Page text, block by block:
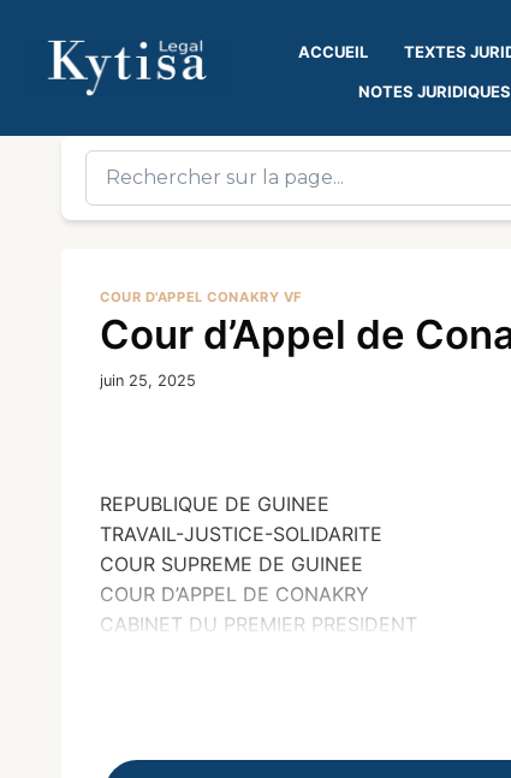
ACCUEIL TEXTES
NOTES JURIDIQUES
COUR D'APPEL CONAKRY VF
Cour d’Appel de
juin 25, 2025
REPUBLIQUE DE GUINEE
TRAVAIL-JUSTICE-SOLIDARITE
COUR SUPREME DE GUINEE
COUR D’APPEL DE CONAKRY
CABINET DU PREMIER PRESIDENT